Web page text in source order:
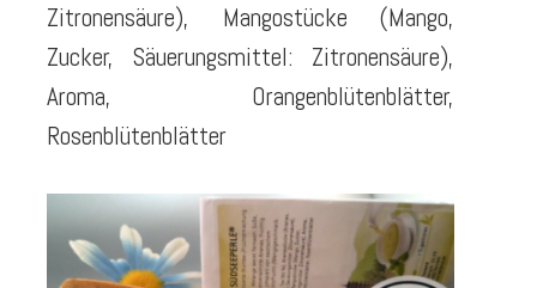
Zitronensäure), Mangostücke (Mango,
Zucker, Säuerungsmittel: Zitronensäure),
Aroma, Orangenblütenblätter,
Rosenblütenblätter